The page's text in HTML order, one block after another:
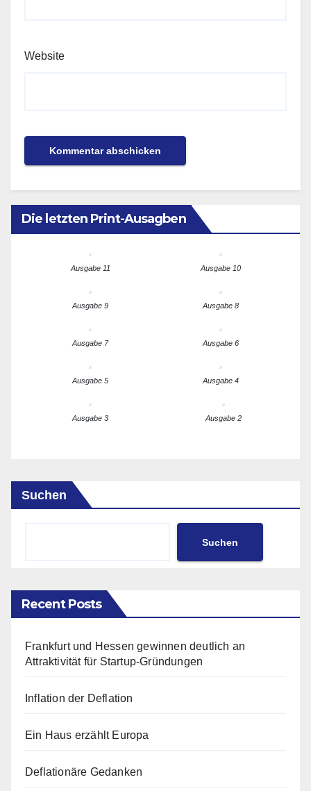
Website
Die letzten Print-Ausagben
Ausgabe 11 Ausgabe 10
Ausgabe 9 Ausgabe 8
Ausgabe 7 Ausgabe 6
Ausgabe 5 Ausgabe 4
Ausgabe 3 Ausgabe 2
Suchen
Suchen
Recent Posts
Frankfurt und Hessen gewinnen deutlich an
Attraktivität für Startup-Gründungen
Inflation der Deflation
Ein Haus erzählt Europa
Deflationäre Gedanken